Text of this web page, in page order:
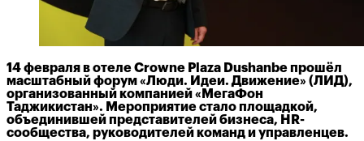
14 февраля в отеле Crowne Plaza Dushanbe прошёл
масштабный форум «Люди. Идеи. Движение» (ЛИД),
организованный компанией «МегаФон
Таджикистан». Мероприятие стало площадкой,
объединившей представителей бизнеса, HR-
сообщества, руководителей команд и управленцев.